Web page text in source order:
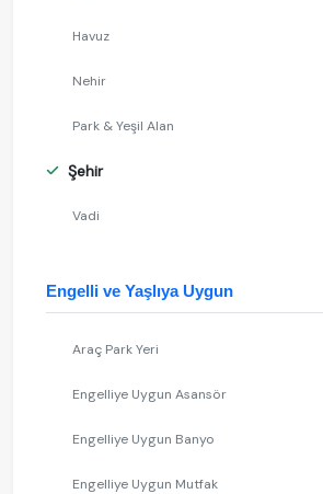
Havuz
Nehir
Park & Yeşil Alan
Şehir
Vadi
Engelli ve Yaşlıya Uygun
Araç Park Yeri
Engelliye Uygun Asansör
Engelliye Uygun Banyo
Engelliye Uygun Mutfak